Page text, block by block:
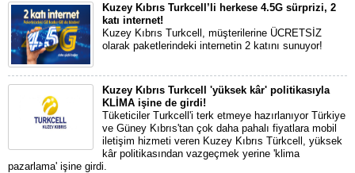
Kuzey Kıbrıs Turkcell’li herkese 4.5G sürprizi, 2
katı internet!
Kuzey Kıbrıs Turkcell, müşterilerine ÜCRETSİZ
olarak paketlerindeki internetin 2 katını sunuyor!
Kuzey Kıbrıs Turkcell 'yüksek kâr' politikasıyla
KLİMA işine de girdi!
Tüketiciler Turkcell'i terk etmeye hazırlanıyor Türkiye
ve Güney Kıbrıs'tan çok daha pahalı fiyatlara mobil
iletişim hizmeti veren Kuzey Kıbrıs Türkcell, yüksek
kâr politikasından vazgeçmek yerine 'klima
pazarlama' işine girdi.